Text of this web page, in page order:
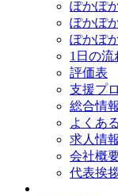
ぽかぽ
ぽかぽ
ぽかぽ
1日の流
評価表
支援プ
総合情報
よくあ
求人情報
会社概
代表挨